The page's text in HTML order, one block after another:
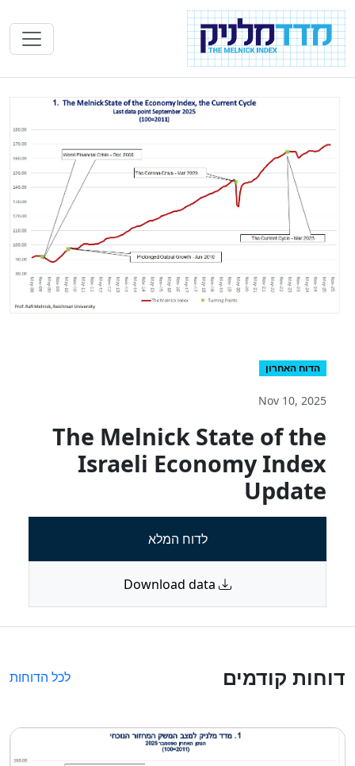
הדוח האחרון
Nov 10, 2025
The Melnick State of the
Israeli Economy Index
Update
לדוח המלא
דוחות קודמים לכל הדוחות